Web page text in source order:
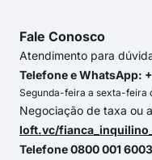
Fale Conosco
Atendimento para
Telefone e WhatsApp:
Segunda-feira a sexta-feira
Negociação de taxa ou
loft.vc/
Telefone 0800 001 6003